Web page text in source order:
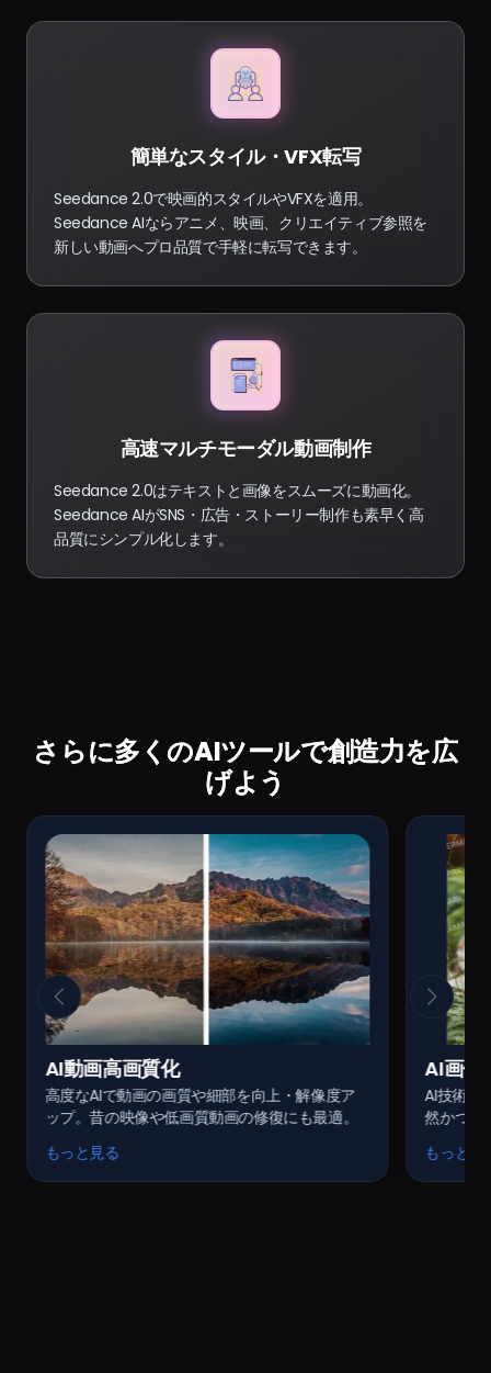
簡単なスタイル・VFX転写
Seedance 2.0で映画的スタイルやVFXを適用。
Seedance AIならアニメ、映画、クリエイティブ参照を
新しい動画へプロ品質で手軽に転写できます。
高速マルチモーダル動画制作
Seedance 2.0はテキストと画像をスムーズに動画化。
Seedance AIがSNS・広告・ストーリー制作も素早く高
品質にシンプル化します。
さらに多くのAIツールで創造力を広
げよう
AI動画高画質化
高度なAIで動画の画質や細部を向上・解像度ア
ップ。昔の映像や低画質動画の修復にも最適。
もっと見る
AI画像
AI技術で
然かつ迅
もっと見